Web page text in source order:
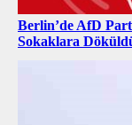
Berlin’de AfD
Sokaklara